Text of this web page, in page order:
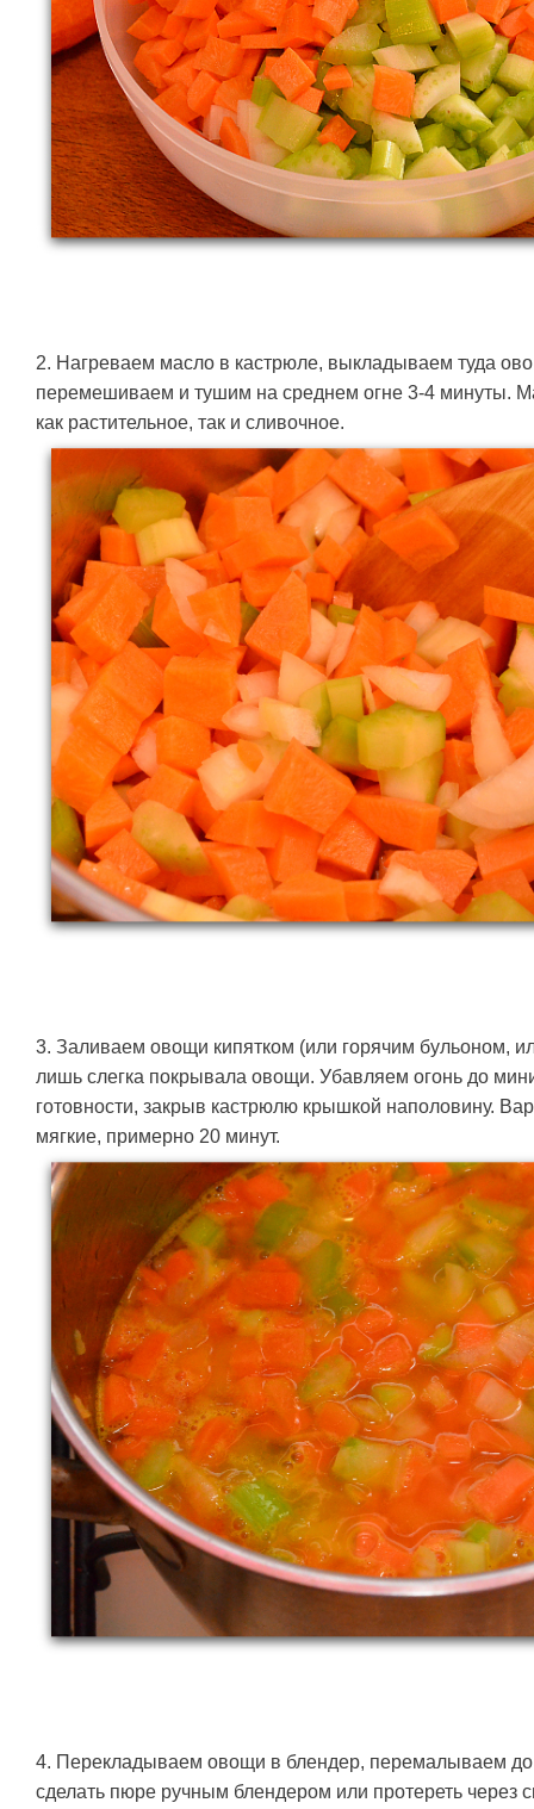
2. Нагреваем масло в кастрюле, выкладываем туда
перемешиваем и тушим на среднем огне 3-4 минуты.
как растительное, так и сливочное.
3. Заливаем овощи кипятком (или горячим бульоном,
лишь слегка покрывала овощи. Убавляем огонь до
готовности, закрыв кастрюлю крышкой наполовину.
мягкие, примерно 20 минут.
4. Перекладываем овощи в блендер, перемалываем
сделать пюре ручным блендером или протереть через